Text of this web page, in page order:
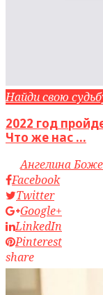
Найди свою
2022 год
Что же нас ...
byАнгелина
Facebook
Twitter
Google+
LinkedIn
Pinterest
share